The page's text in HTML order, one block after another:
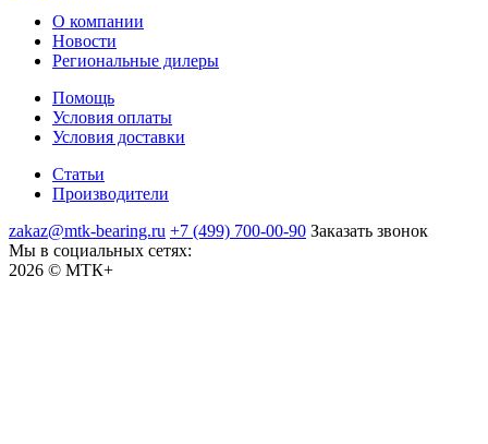
О компании
Новости
Региональные дилеры
Помощь
Условия оплаты
Условия доставки
Статьи
Производители
zakaz@mtk-bearing.ru +7 (499) 700-00-90 Заказать звонок
Мы в социальных сетях:
2026 © МТК+